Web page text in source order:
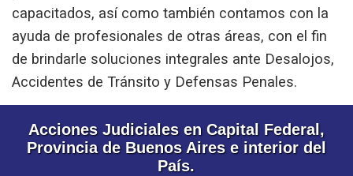
capacitados, así como también contamos con la
ayuda de profesionales de otras áreas, con el fin
de brindarle soluciones integrales ante Desalojos,
Accidentes de Tránsito y Defensas Penales.
Acciones Judiciales en Capital Federal,
Provincia de Buenos Aires e interior del
País.